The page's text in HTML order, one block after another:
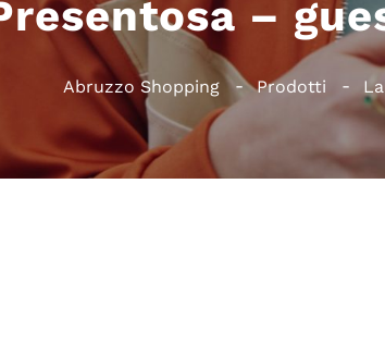
–
Abruzzo Shopping Prodotti